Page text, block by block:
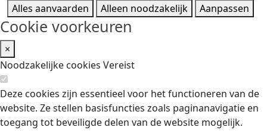
Alles aanvaarden
Alleen noodzakelijk Aanpassen
Cookie voorkeuren
×
Noodzakelijke cookies Vereist
Deze cookies zijn essentieel voor het functioneren van de
website. Ze stellen basisfuncties zoals paginanavigatie en
toegang tot beveiligde delen van de website mogelijk.